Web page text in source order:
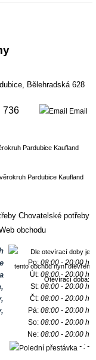
Bělehradská 628
736 Email
Chovatelské potřeby
obchodu
Otevírací doba:
Po:08:00 - 20:00 h
Út:08:00 - 20:00 h
St:08:00 - 20:00 h
Čt:08:00 - 20:00 h
Pá:08:00 - 20:00 h
So:08:00 - 20:00 h
Ne:08:00 - 20:00 h
- : -